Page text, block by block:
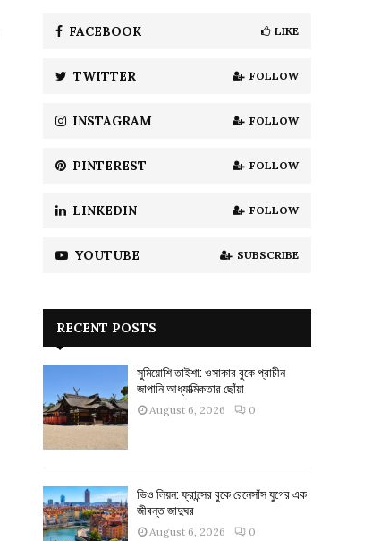
C
H
FACEBOOK LIKE
TWITTER FOLLOW
INSTAGRAM FOLLOW
PINTEREST FOLLOW
LINKEDIN FOLLOW
YOUTUBE SUBSCRIBE
RECENT POSTS
সুমিয়োশি তাইশা: ওসাকার বুকে প্রাচীন
জাপানি আধ্যাত্মিকতার ছোঁয়া
August 6, 2026 0
ভিও লিয়ন: ফ্রান্সের বুকে রেনেসাঁস যুগের এক
জীবন্ত জাদুঘর
August 6, 2026 0